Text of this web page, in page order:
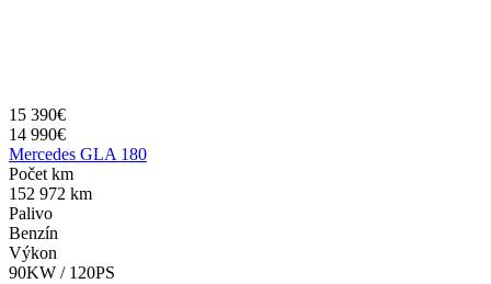
15 390€
14 990€
Mercedes GLA 180
Počet km
152 972 km
Palivo
Benzín
Výkon
90KW / 120PS